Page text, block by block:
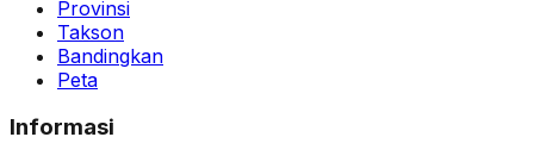
Provinsi
Takson
Bandingkan
Peta
Informasi